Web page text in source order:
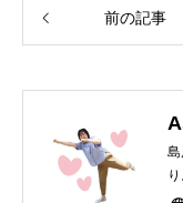
前の記事
り